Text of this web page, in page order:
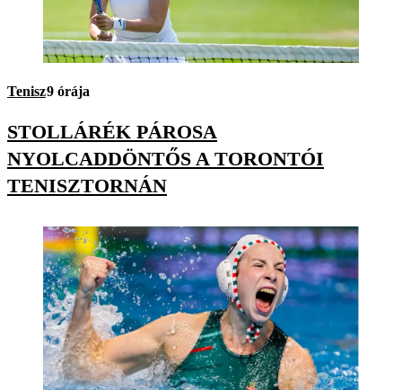
Tenisz9 órája
STOLLÁRÉK PÁROSA
NYOLCADDÖNTŐS A TORONTÓI
TENISZTORNÁN